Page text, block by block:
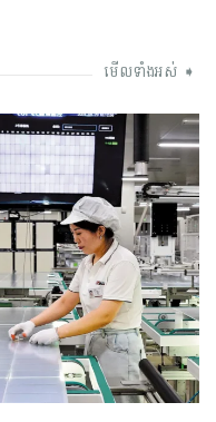
មើលទាំងអស់ ➧